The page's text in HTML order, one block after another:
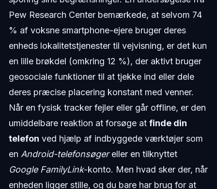
Pew Research Center bemærkede, at selvom 74
% af voksne smartphone-ejere bruger deres
enheds lokalitetstjenester til vejvisning, er det kun
en lille brøkdel (omkring 12 %), der aktivt bruger
geosociale funktioner til at tjekke ind eller dele
deres præcise placering konstant med venner.
Når en fysisk tracker fejler eller går offline, er den
umiddelbare reaktion at forsøge at finde din
telefon ved hjælp af indbyggede værktøjer som
en Android-telefonsøgereller en tilknyttet
Google FamilyLink-konto. Men hvad sker der, når
enheden ligger stille, og du bare har brug for at